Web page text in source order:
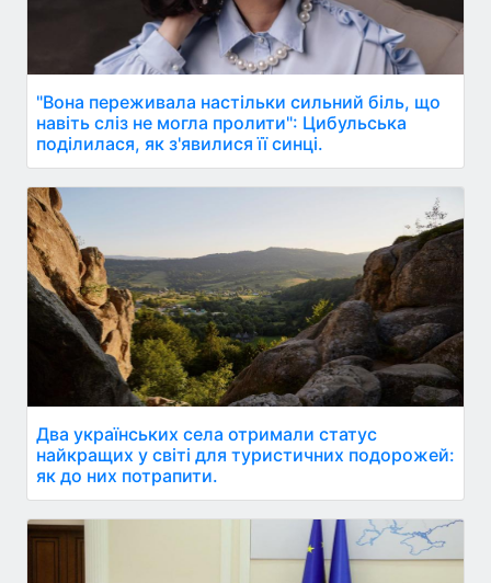
"Вона переживала настільки сильний біль, що
навіть сліз не могла пролити": Цибульська
поділилася, як з'явилися її синці.
Два українських села отримали статус
найкращих у світі для туристичних подорожей:
як до них потрапити.